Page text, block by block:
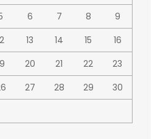
6 7 8
9
13 14 15
16
20 21 22
23
27 28 29
30